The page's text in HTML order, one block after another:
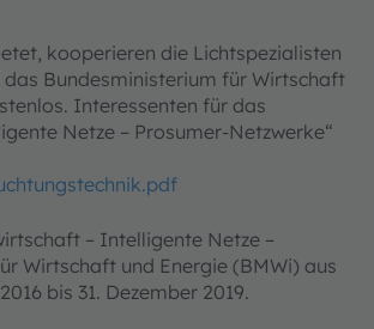
kooperieren die Lichtspezialisten
Bundesministerium für Wirtschaft
Interessenten für das
Netze – Prosumer-Netzwerke“
– Intelligente Netze –
Wirtschaft und Energie (BMWi) aus
bis 31. Dezember 2019.